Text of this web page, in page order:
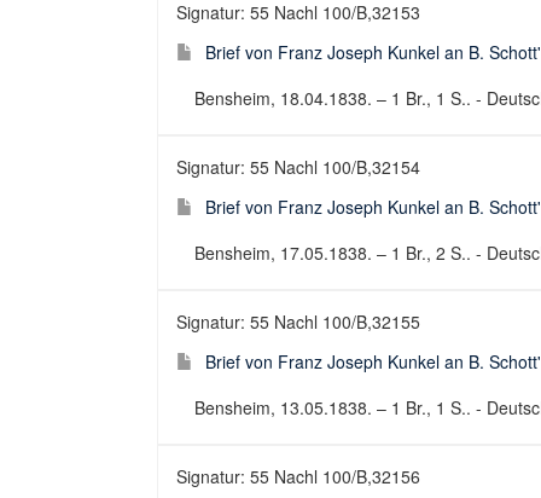
Signatur: 55 Nachl 100/B,32153
Brief von Franz Joseph Kunkel an B.
Bensheim, 18.04.1838. – 1 Br., 1 S.. -
Signatur: 55 Nachl 100/B,32154
Brief von Franz Joseph Kunkel an B.
Bensheim, 17.05.1838. – 1 Br., 2 S.. -
Signatur: 55 Nachl 100/B,32155
Brief von Franz Joseph Kunkel an B.
Bensheim, 13.05.1838. – 1 Br., 1 S.. -
Signatur: 55 Nachl 100/B,32156